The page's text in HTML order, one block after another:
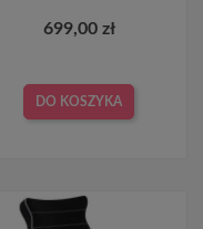
699,00 zł
DO KOSZYKA